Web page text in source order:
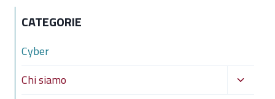
CATEGORIE
Cyber
Chi siamo
Alterna